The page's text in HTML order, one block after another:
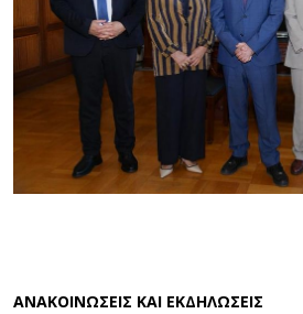
AΝΑΚΟΙΝΩΣΕΙΣ ΚΑΙ ΕΚΔΗΛΩΣΕΙΣ